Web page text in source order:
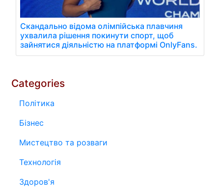
Скандально відома олімпійська плавчиня
ухвалила рішення покинути спорт, щоб
зайнятися діяльністю на платформі OnlyFans.
Categories
Політика
Бізнес
Мистецтво та розваги
Технологія
Здоров'я